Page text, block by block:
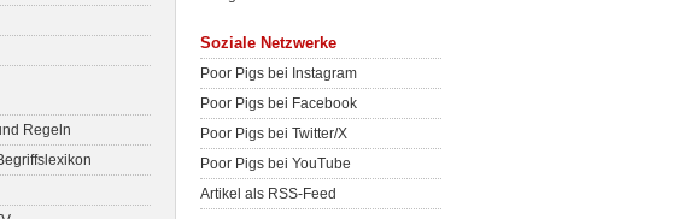
Regeln
Soziale Netzwerke
Poor Pigs bei Instagram
Poor Pigs bei Facebook
Poor Pigs bei Twitter/X
Poor Pigs bei YouTube
Artikel als RSS-Feed